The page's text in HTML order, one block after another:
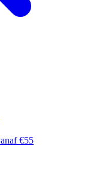
€55